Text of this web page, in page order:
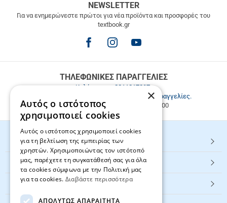
ΜΕΤΑΦΟΡΙΚΑ
άνω
NEWSLETTER
Για να ενημερώνεστε πρώτοι για νέα προϊόντα και προσφορές του
textbook.gr
ΤΗΛΕΦΩΝΙΚΕΣ ΠΑΡΑΓΓΕΛΙΕΣ
Καλέστε μας2811217297.
Εξυπηρέτηση πελατών & τηλεφωνικές παραγγελίες.
Δευ. - Παρ. 9:00-17:00, Σάβ. 9:00-15:00
HOT ΚΑΤΗΓΟΡΙΕΣ
ΕΞΥΠΗΡΕΤΗΣΗ ΠΕΛΑΤΩΝ
Textbook.gr
×
Αυτός ο ιστότοπος
χρησιμοποιεί cookies
Αυτός ο ιστότοπος χρησιμοποιεί cookies
για τη βελτίωση της εμπειρίας των
χρηστών. Χρησιμοποιώντας τον ιστότοπό
μας, παρέχετε τη συγκατάθεσή σας για όλα
τα cookies σύμφωνα με την Πολιτική μας
για τα cookies. Διαβάστε περισσότερα
ΑΠΟΛΎΤΩΣ ΑΠΑΡΑΊΤΗΤΑ